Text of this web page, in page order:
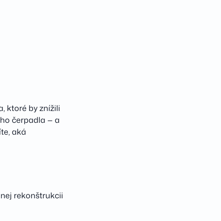
ktoré by znížili
čerpadla — a
aká
rekonštrukcii